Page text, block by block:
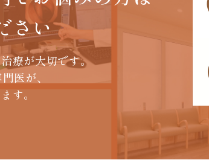
さい
療が大切です。
医が、
す。